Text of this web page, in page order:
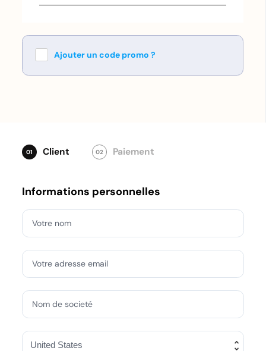
01 Client 02 Paiement
Informations personnelles
Votre nom
Votre adresse email
Nom de societé
Ajouter un code promo ?